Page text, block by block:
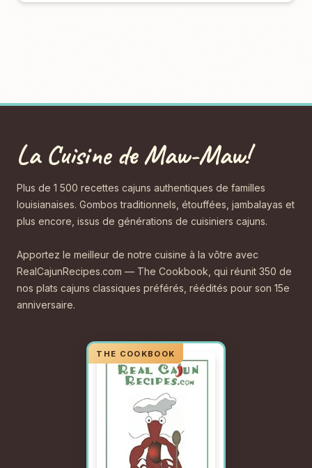
La Cuisine de Maw-Maw!
Plus de 1 500 recettes cajuns authentiques de familles
louisianaises. Gombos traditionnels, étouffées, jambalayas et
plus encore, issus de générations de cuisiniers cajuns.
Apportez le meilleur de notre cuisine à la vôtre avec
RealCajunRecipes.com — The Cookbook, qui réunit 350 de
nos plats cajuns classiques préférés, réédités pour son 15e
anniversaire.